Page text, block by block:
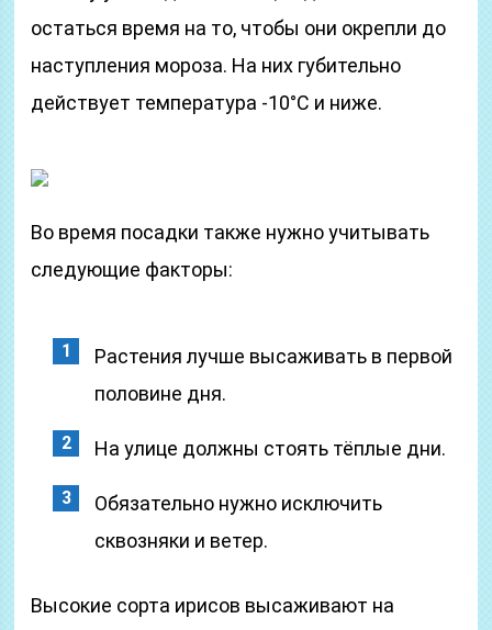
остаться время на то, чтобы они окрепли до
наступления мороза. На них губительно
действует температура -10°С и ниже.
Во время посадки также нужно учитывать
следующие факторы:
Растения лучше высаживать в первой
половине дня.
На улице должны стоять тёплые дни.
Обязательно нужно исключить
сквозняки и ветер.
Высокие сорта ирисов высаживают на